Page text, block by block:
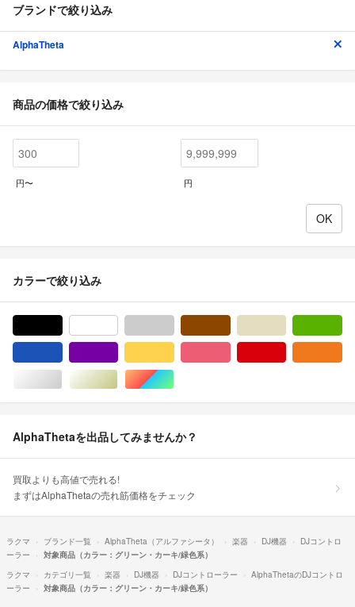
ブランドで絞り込み
AlphaTheta
商品の価格で絞り込み
円〜 円
カラーで絞り込み
シルバー/銀色系ゴールド/金色系マルチカラー
AlphaThetaを出品してみませんか？
買取よりも高値で売れる!
まずはAlphaThetaの売れ筋価格をチェック
ラクマ ブランド一覧 AlphaTheta（アルファシータ） 楽器 DJ機器
DJコントロ
ーラー
対象商品（カラー：グリーン・カーキ/緑色系）
ラクマ
カテゴリ一覧 楽器 DJ機器 DJコントローラー
AlphaThetaのDJコントロ
ーラー
対象商品（カラー：グリーン・カーキ/緑色系）